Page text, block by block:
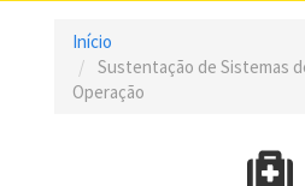
Início
Sustentação de Sistemas
Operação